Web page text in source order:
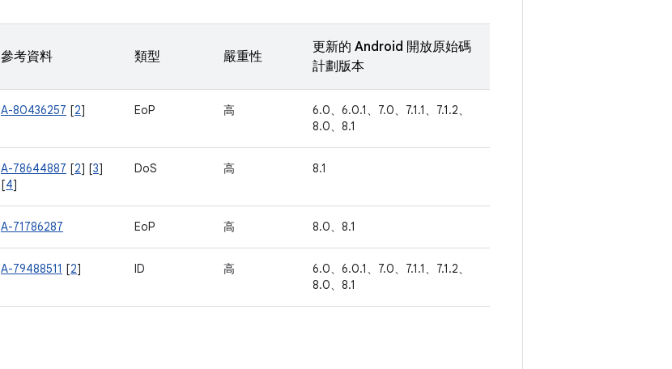
參考資料 類型 嚴重性
更新的 Android 開放原始碼
計劃版本
A-80436257 [2] EoP 高
6.0、6.0.1、7.0、7.1.1、7.1.2、
8.0、8.1
A-78644887 [2] [3]
[4]
DoS 高 8.1
A-71786287 EoP 高 8.0、8.1
A-79488511 [2] ID 高
6.0、6.0.1、7.0、7.1.1、7.1.2、
8.0、8.1